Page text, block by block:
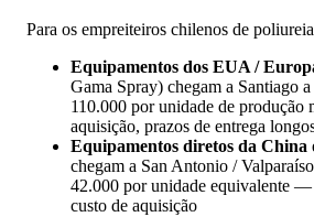
Para os empreiteiros chilenos de
Equipamentos dos EUA /
Gama Spray) chegam a Santiago
110.000 por unidade de
aquisição, prazos de entrega
Equipamentos diretos da China
chegam a San Antonio /
42.000 por unidade equivalente —
custo de aquisição